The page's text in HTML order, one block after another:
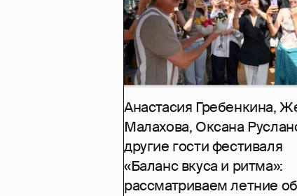
Анастасия Гребенкина,
Малахова, Оксана
другие гости фестиваля
«Баланс вкуса и ритма»:
рассматриваем летние